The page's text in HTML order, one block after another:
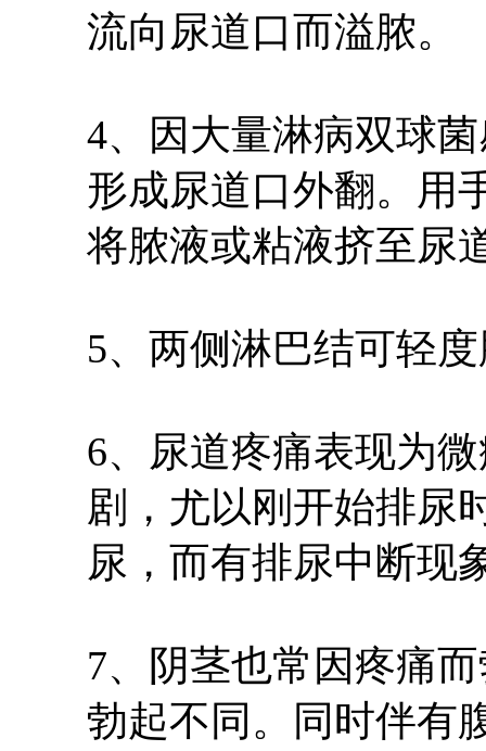
流向尿道口而溢脓。
4、因大量淋病双球
形成尿道口外翻。用
将脓液或粘液挤至尿
5、两侧淋巴结可轻
6、尿道疼痛表现为
剧，尤以刚开始排尿
尿，而有排尿中断现
7、阴茎也常因疼痛
勃起不同。同时伴有